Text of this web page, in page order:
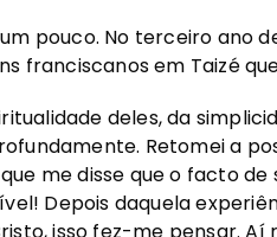
pouco. No terceiro ano
franciscanos em Taizé
deles, da
Retomei a
me disse que o facto
Depois daquela
isso fez-me pensar.